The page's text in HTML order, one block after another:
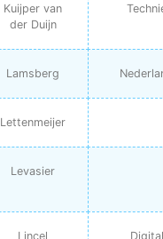
Kuijper van
der Duijn
Lamsberg
Lettenmeijer
Levasier
Lincel